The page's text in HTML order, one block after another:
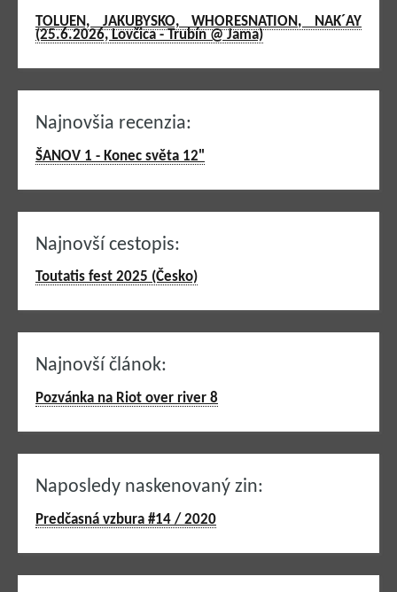
TOLUEN, JAKUBYSKO, WHORESNATION, NAK´AY
(25.6.2026, Lovčica - Trubín @ Jama)
Najnovšia recenzia:
ŠANOV 1 - Konec světa 12"
Najnovší cestopis:
Toutatis fest 2025 (Česko)
Najnovší článok:
Pozvánka na Riot over river 8
Naposledy naskenovaný zin:
Predčasná vzbura #14 / 2020